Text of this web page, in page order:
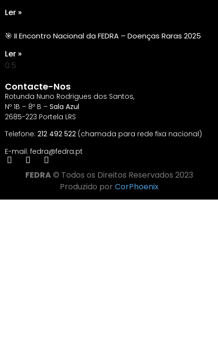
Ler »
🎯 II Encontro Nacional da FEDRA – Doenças Raras 2025
Ler »
Contacte-Nos
Rotunda Nuno Rodrigues dos Santos,
Nº 1B – 8º B – Sala Azul
2685-223 Portela LRS
Telefone: 212 492 522 (chamada para rede fixa nacional)
E-mail: fedra@fedra.pt
FEDRA© Todos os Direitos Reservados 2023
Produzido por CorPhoenix